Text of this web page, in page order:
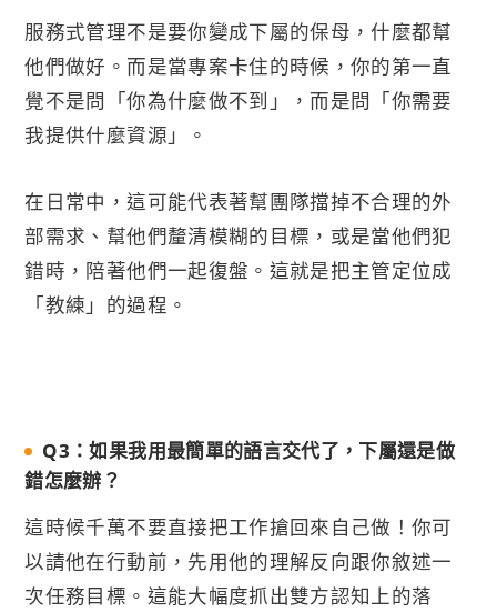
服務式管理不是要你變成下屬的保母，什麼都幫
他們做好。而是當專案卡住的時候，你的第一直
覺不是問「你為什麼做不到」，而是問「你需要
我提供什麼資源」。
在日常中，這可能代表著幫團隊擋掉不合理的外
部需求、幫他們釐清模糊的目標，或是當他們犯
錯時，陪著他們一起復盤。這就是把主管定位成
「教練」的過程。
Q3：如果我用最簡單的語言交代了，下屬還是做
錯怎麼辦？
這時候千萬不要直接把工作搶回來自己做！你可
以請他在行動前，先用他的理解反向跟你敘述一
次任務目標。這能大幅度抓出雙方認知上的落